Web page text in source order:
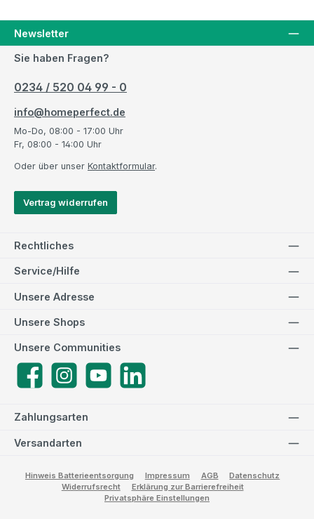
Newsletter
Sie haben Fragen?
0234 / 520 04 99 - 0
info@homeperfect.de
Mo-Do, 08:00 - 17:00 Uhr
Fr, 08:00 - 14:00 Uhr
Oder über unser Kontaktformular.
Vertrag widerrufen
Rechtliches
Service/Hilfe
Zahlungsarten
Versandarten
Unsere Adresse
Unsere Communities
FacebookInstagramYouTube
Unsere Shops
Hinweis Batterieentsorgung Impressum AGB
Datenschutz
Widerrufsrecht
Erklärung zur Barrierefreiheit
Privatsphäre Einstellungen